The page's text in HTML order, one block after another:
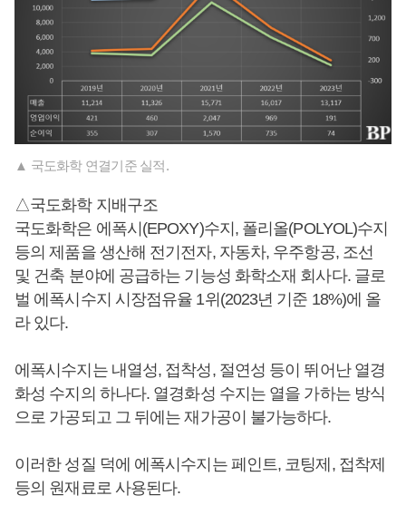
▲ 국도화학 연결기준 실적.
△국도화학 지배구조
국도화학은 에폭시(EPOXY)수지, 폴리올(POLYOL)수지
등의 제품을 생산해 전기전자, 자동차, 우주항공, 조선
및 건축 분야에 공급하는 기능성 화학소재 회사다. 글로
벌 에폭시수지 시장점유율 1위(2023년 기준 18%)에 올
라 있다.
에폭시수지는 내열성, 접착성, 절연성 등이 뛰어난 열경
화성 수지의 하나다. 열경화성 수지는 열을 가하는 방식
으로 가공되고 그 뒤에는 재가공이 불가능하다.
이러한 성질 덕에 에폭시수지는 페인트, 코팅제, 접착제
등의 원재료로 사용된다.